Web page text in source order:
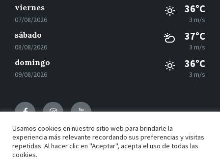
viernes
07/08/2026
36°C
3 m/s
sábado
08/08/2026
37°C
3 m/s
domingo
09/08/2026
36°C
3 m/s
FacebookInstagramYoutube
© 2021 Motilla del Palancar - Desarrollado por Grupo
Usamos cookies en nuestro sitio web para brindarle la
experiencia más relevante recordando sus preferencias y visitas
repetidas. Al hacer clic en "Aceptar", acepta el uso de todas las
cookies.